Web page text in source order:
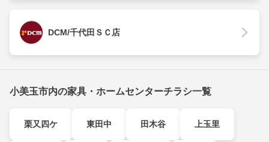
DCM/千代田ＳＣ店
小美玉市内の家具・ホームセンターチラシ一覧
栗又四ケ 東田中 田木谷 上玉里